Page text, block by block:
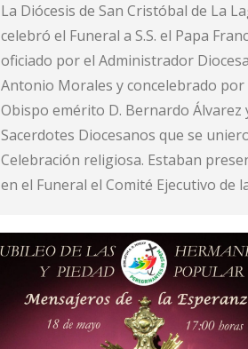
La Diócesis de San Cristóbal de La
celebró el Funeral a S.S. el Papa
oficiado por el Administrador
Antonio Morales y concelebrado por
Obispo emérito D. Bernardo Álvarez
Sacerdotes Diocesanos que se
Celebración religiosa. Estaban
en el Funeral el Comité Ejecutivo de